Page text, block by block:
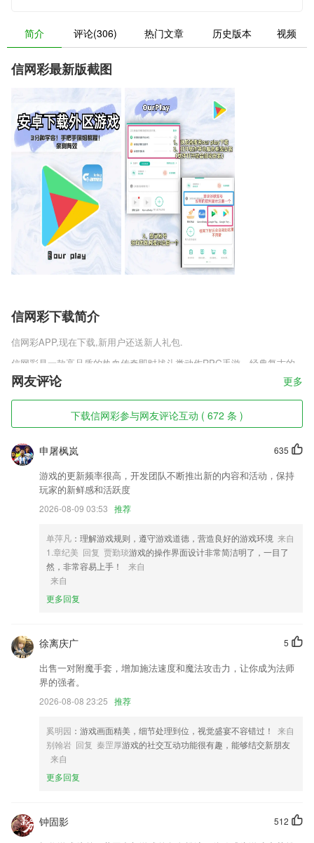
简介 评论(306) 热门文章 历史版本 视频
信网彩最新版截图
信网彩下载简介
信网彩APP,现在下载,新用户还送新人礼包.
信网彩是一款高品质的热血传奇即时战斗类动作RPG手游，经典复古的
游戏画面，完美的复刻，热血刺激的战斗场景，跌岩起伏的全新剧情，玛
法大陆皇城争霸，让你享受史诗级的战斗，叫上你的兄弟们，一起体验这
热血的传奇世界，开启一场全新的冒险战斗之旅吧，喜欢热血沙城新龙城
战歌安卓版v1.0.1这款游戏的玩家千万不要错过，快来趣趣手游网下载
信网彩软件特色
1,国产化适配，与主流信创产品全栈适配
4,将以讲解与手势的动作分解以及视频的多种形式进行学习，总有一款适
5,优化市场应用下载速度。
6,预期指导分享，不同孕期阶段专业指导，产后护理孕妈产后护理知识分
信网彩软件优势
1.两数加法练习、多数连加连减练习
2.有很多有趣的玩法，自由发挥你的热情，有多种独特的赚钱方式带给你
4.随时随地可以在手机上学习成语，可以满足任何人想要学成语的冲动；
5.每周一个新故事、宝宝不腻烦。新的故事新的体验，新的学习，新的成
长，每周呈送
据，一点一滴的反馈考生近期学习状态以及自我正确率的提升，大大的给
予考生通过考试的信心
网友评论 更多
下载信网彩参与网友评论互动 ( 672 条 )
635
申屠枫岚
游戏的更新频率很高，开发团队不断推出新的内容和活动，保持
玩家的新鲜感和活跃度
2026-08-09 03:53 推荐
单萍凡 ：理解游戏规则，遵守游戏道德，营造良好的游戏环境 来自
1.章纪美 回复 贾勤琰游戏的操作界面设计非常简洁明了，一目了
然，非常容易上手！
来自
来自
更多回复
5
徐离庆广
出售一对附魔手套，增加施法速度和魔法攻击力，让你成为法师
界的强者。
2026-08-08 23:25 推荐
奚明园 ：游戏画面精美，细节处理到位，视觉盛宴不容错过！
来自
别翰岩 回复 秦罡厚游戏的社交互动功能很有趣，能够结交新朋友
来自
更多回复
512
钟固影